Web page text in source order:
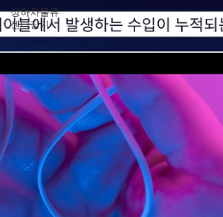
상하차물류
센터장기